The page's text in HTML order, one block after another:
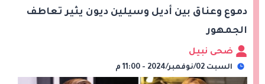
دموع وعناق بين أديل وسيلين ديون يثير تعاطف
الجمهور
ضحى نبيل
السبت 02/نوفمبر/2024 - 11:00 م